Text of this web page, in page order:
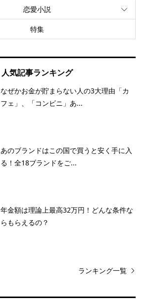
恋愛小説
特集
人気記事ランキング
なぜかお金が貯まらない人の3大理由「カ
フェ」、「コンビニ」あ...
あのブランドはこの国で買うと安く手に入
る！全18ブランドをご...
年金額は理論上最高32万円！どんな条件な
らもらえるの？
ランキング一覧